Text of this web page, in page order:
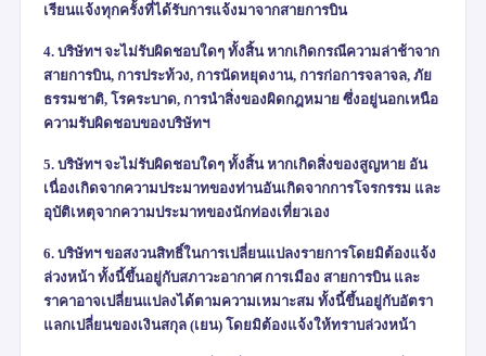
เรียนแจ้งทุกครั้งที่ได้รับการแจ้งมาจากสายการบิน
4. บริษัทฯ จะไม่รับผิดชอบใดๆ ทั้งสิ้น หากเกิดกรณีความล่าช้าจาก
สายการบิน, การประท้วง, การนัดหยุดงาน, การก่อการจลาจล, ภัย
ธรรมชาติ, โรคระบาด, การนำสิ่งของผิดกฎหมาย ซึ่งอยู่นอกเหนือ
ความรับผิดชอบของบริษัทฯ
5. บริษัทฯ จะไม่รับผิดชอบใดๆ ทั้งสิ้น หากเกิดสิ่งของสูญหาย อัน
เนื่องเกิดจากความประมาทของท่านอันเกิดจากการโจรกรรม และ
อุบัติเหตุจากความประมาทของนักท่องเที่ยวเอง
6. บริษัทฯ ขอสงวนสิทธิ์ในการเปลี่ยนแปลงรายการโดยมิต้องแจ้ง
ล่วงหน้า ทั้งนี้ขึ้นอยู่กับสภาวะอากาศ การเมือง สายการบิน และ
ราคาอาจเปลี่ยนแปลงได้ตามความเหมาะสม ทั้งนี้ขึ้นอยู่กับอัตรา
แลกเปลี่ยนของเงินสกุล (เยน) โดยมิต้องแจ้งให้ทราบล่วงหน้า